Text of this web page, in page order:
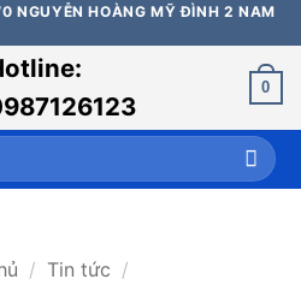
NGUYỄN HOÀNG MỸ ĐÌNH 2 NAM
0
/ Tin tức /